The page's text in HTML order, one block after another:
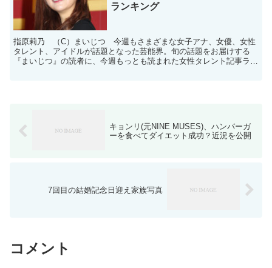
ランキング
指原莉乃 （C）まいじつ 今週もさまざまな女子アナ、女優、女性
タレント、アイドルが話題となった芸能界。旬の話題をお届けする
『まいじつ』の読者に、今週もっとも読まれた女性タレント記事ラン
キョンリ(元NINE MUSES)、ハンバーガ
ーを食べてダイエット成功？近況を公開
7回目の結婚記念日迎え家族写真
コメント